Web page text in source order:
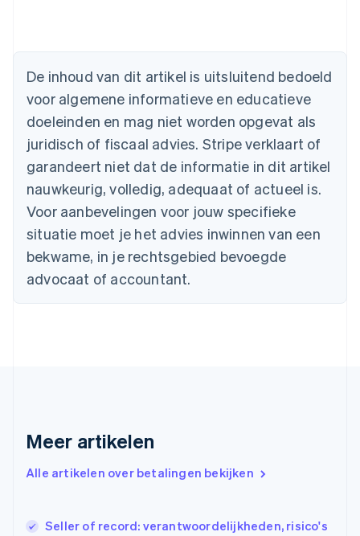
De inhoud van dit artikel is uitsluitend bedoeld
voor algemene informatieve en educatieve
doeleinden en mag niet worden opgevat als
juridisch of fiscaal advies. Stripe verklaart of
garandeert niet dat de informatie in dit artikel
nauwkeurig, volledig, adequaat of actueel is.
Voor aanbevelingen voor jouw specifieke
situatie moet je het advies inwinnen van een
bekwame, in je rechtsgebied bevoegde
advocaat of accountant.
Meer artikelen
Alle artikelen over betalingen bekijken
Seller of record: verantwoordelijkheden, risico's
English
Nederlands Français DeutschEnglish
Brazilië
Português
Bulgarije
English
Canada
Cyprus
English
Denemarken
English
Duitsland
DeutschEnglish
English
English
English
Ierland